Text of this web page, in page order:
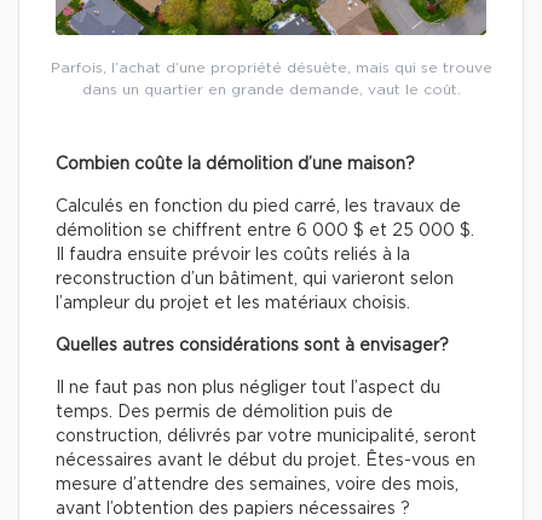
Parfois, l’achat d’une propriété désuète, mais qui se trouve
dans un quartier en grande demande, vaut le coût.
Combien coûte la démolition d’une maison?
Calculés en fonction du pied carré, les travaux de
démolition se chiffrent entre 6 000 $ et 25 000 $.
Il faudra ensuite prévoir les coûts reliés à la
reconstruction d’un bâtiment, qui varieront selon
l’ampleur du projet et les matériaux choisis.
Quelles autres considérations sont à envisager?
Il ne faut pas non plus négliger tout l’aspect du
temps. Des permis de démolition puis de
construction, délivrés par votre municipalité, seront
nécessaires avant le début du projet. Êtes-vous en
mesure d’attendre des semaines, voire des mois,
avant l’obtention des papiers nécessaires ?